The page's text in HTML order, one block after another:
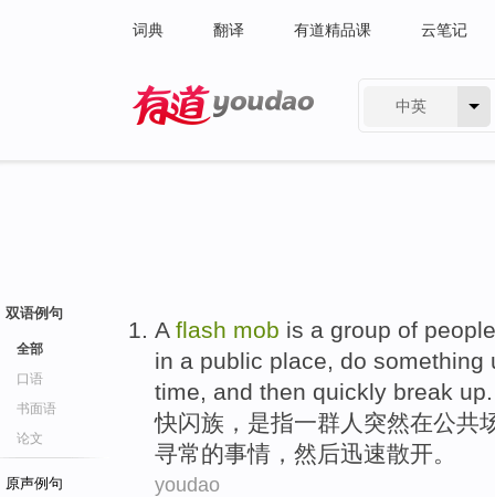
词典 翻译 有道精品课 云笔记
中英
双语例句
全部
口语
书面语
论文
原声例句
A flash mob is a group of
in a public place, do something
time, and then quickly break up.
快闪族， 是指一群 人 突然在公共
寻常的事情， 然后迅速散开。
youdao